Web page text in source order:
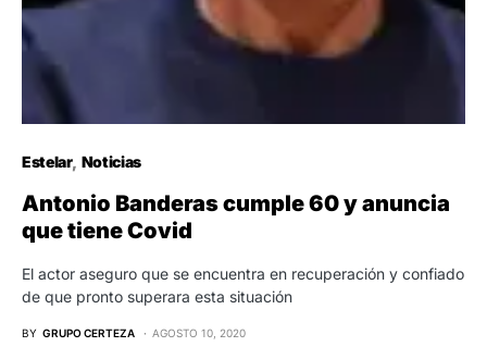
Estelar Noticias
Antonio Banderas cumple 60 y anuncia
que tiene Covid
El actor aseguro que se encuentra en recuperación y confiado
de que pronto superara esta situación
BY GRUPO CERTEZA AGOSTO 10, 2020